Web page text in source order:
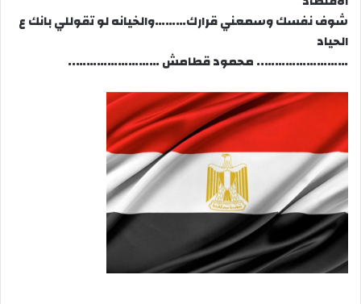
شوف نفسك وسمعني قرارك………والخيانه لو تقوللي بانك ع
الحياد
…………………….. محمود قطامش ……………………..